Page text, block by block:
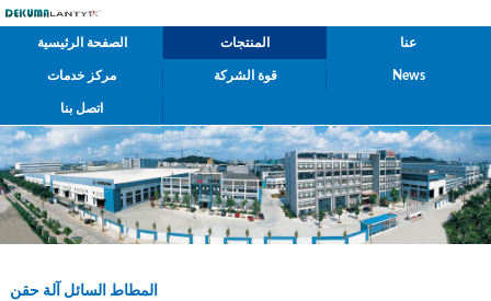
الصفحة الرئيسية المنتجات عنا
مركز خدمات قوة الشركة News
اتصل بنا
المطاط السائل آلة حقن